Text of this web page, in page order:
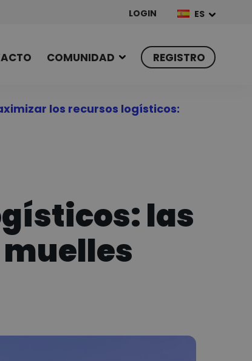
LOGIN ES
COMUNIDAD REGISTRO
los recursos logísticos:
las